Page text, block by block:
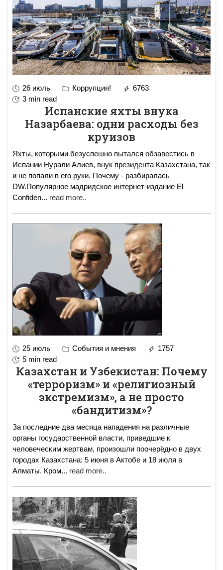
26 июль Коррупция!
6763
3 min read
Испанские яхты внука
Назарбаева: одни расходы без
круизов
Яхты, которыми безуспешно пытался обзавестись в
Испании Нурали Алиев, внук президента Казахстана, так
и не попали в его руки. Почему - разбиралась
DW.Популярное мадридское интернет-издание El
Confiden... read more..
25 июль События и мнения
1757
5 min read
Казахстан и Узбекистан: Почему
«терроризм» и «религиозный
экстремизм», а не просто
«бандитизм»?
За последние два месяца нападения на различные
органы государственной власти, приведшие к
человеческим жертвам, произошли поочерёдно в двух
городах Казахстана: 5 июня в Актобе и 18 июля в
Алматы. Кром... read more..